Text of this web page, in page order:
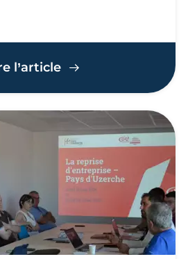
l’articleLes webinaires